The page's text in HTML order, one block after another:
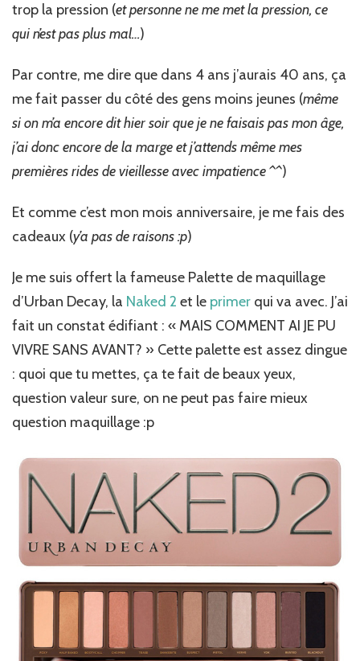
trop la pression (et personne ne me met la pression, ce
qui n’est pas plus mal…)
Par contre, me dire que dans 4 ans j’aurais 40 ans, ça
me fait passer du côté des gens moins jeunes (même
si on m’a encore dit hier soir que je ne faisais pas mon âge,
j’ai donc encore de la marge et j’attends même mes
premières rides de vieillesse avec impatience ^^)
Et comme c’est mon mois anniversaire, je me fais des
cadeaux (y’a pas de raisons :p)
Je me suis offert la fameuse Palette de maquillage
d’Urban Decay, la Naked 2 et le primer qui va avec. J’ai
fait un constat édifiant : « MAIS COMMENT AI JE PU
VIVRE SANS AVANT? » Cette palette est assez dingue
: quoi que tu mettes, ça te fait de beaux yeux,
question valeur sure, on ne peut pas faire mieux
question maquillage :p